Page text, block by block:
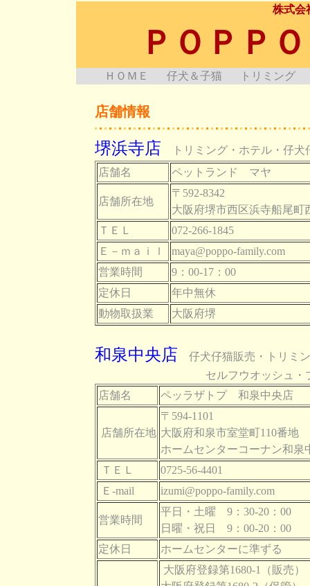
株式
ＰＯＰＰ
ＨＯＭＥ 仔犬＆子猫 トリミング
店舗情報
堺浜寺店 トリミング・ホテル・仔犬
店舗名
ペットランド マヤ
店舗所在地
〒592-8342
大阪府堺市西区浜寺船尾町
ＴＥＬ
072-266-1845
Ｅ－ｍａｉｌ
maya@poppo-family.com
営業時間
9：00-17：00
定休日
年中無休
動物取扱業
大阪府堺
和泉中央店 仔犬仔猫販売・トリミ
セルフウオッシュ・プレミア
店舗名
ペッラザトプ 和泉中央店
店舗所在地
〒594-1101
大阪府和泉市室堂町110番地
ホームセンターコーナン和
ＴＥＬ
0725-56-4401
Ｅ-mail
izumi@poppo-family.com
営業時間
平日・土曜 9：30-20：00
日曜・祝日 9：00-20：00
定休日
ホームセンターに準ずる
大阪府登録第1680-1（販売）